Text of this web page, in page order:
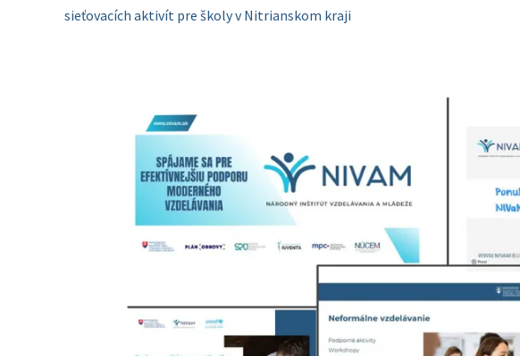
sieťovacích aktivít pre školy v Nitrianskom kraji